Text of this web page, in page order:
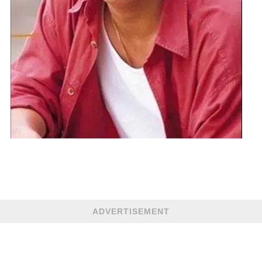
ADVERTISEMENT